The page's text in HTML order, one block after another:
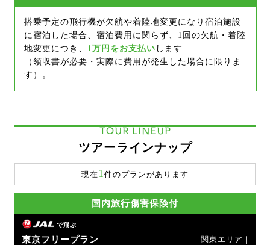
搭乗予定の飛行機が欠航や着陸地変更になり宿泊施設
に宿泊した場合、宿泊費用に関らず、 1回の欠航 ・ 着陸
地変更につき、 1万円をお支払い します
（領収書が必要・実際に費用が発生した場合に限りま
す）。
TOUR LINEUP
ツアーラインナップ
現在1 件のプランがあります
国内旅行傷害保険付
で飛ぶ
東京フリープラン ｜関東エリア｜